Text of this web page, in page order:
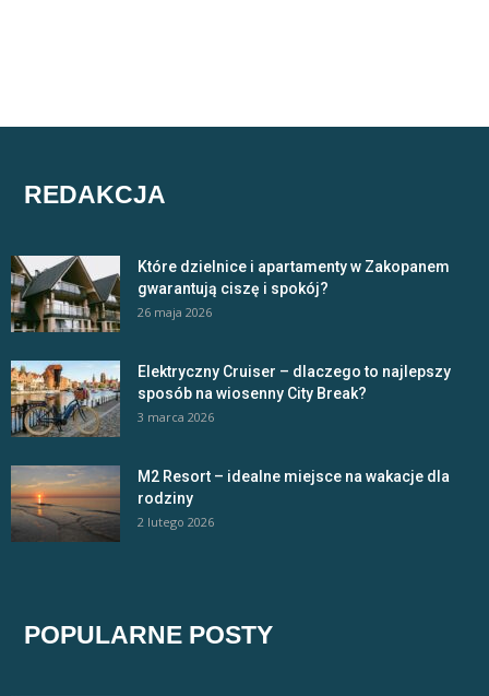
REDAKCJA
Które dzielnice i apartamenty w Zakopanem
gwarantują ciszę i spokój?
26 maja 2026
Elektryczny Cruiser – dlaczego to najlepszy
sposób na wiosenny City Break?
3 marca 2026
M2 Resort – idealne miejsce na wakacje dla
rodziny
2 lutego 2026
POPULARNE POSTY